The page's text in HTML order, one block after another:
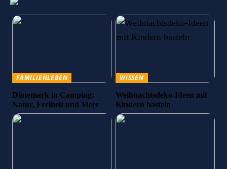
FAMILIENLEBEN
Dänemark in Camping:
Natur, Freiheit und Meer
WISSEN
Weihnachtsdeko-Ideen mit
Kindern basteln